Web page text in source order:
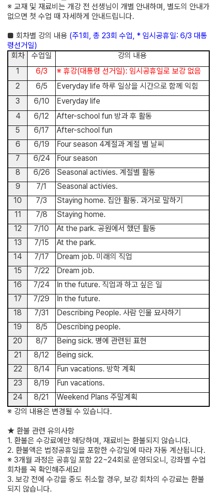
※ 교재 및 재료비는 개강 전 선생님이 개별 안내하며, 별도의 안내가
없으면 첫 수업 때 자세하게 안내드립니다.
■ 회차별 강의 내용 (주1회, 총 23회 수업, * 임시공휴일: 6/3 대통
령선거일)
회차
수업일
강의 내용
1
6/3 ※ 휴강(대통령 선거일): 임시공휴일로 보강 없음
2
6/5 Everyday life 하루 일상을 시간으로 함께 익힘
3
6/10
Everyday life
4
6/12 After-school fun 방과 후 활동
5
6/17
After-school fun
6
6/19 Four season 4계절과 계절 별 날씨
7
6/24
Four season
8
6/26 Seasonal activies. 계절별 활동
9
7/1
Seasonal activies.
10
7/3 Staying home. 집안 활동. 과거로 말하기
11
7/8
Staying home.
12
7/10 At the park. 공원에서 했던 활동
13
7/15
At the park.
14
7/17 Dream job. 미래의 직업
15
7/22
Dream job.
16
7/24 In the future. 직업과 하고 싶은 일
17
7/29
In the future.
18
7/31 Describing People. 사람 인물 묘사하기
19
8/5
Describing people.
20
8/7 Being sick. 병에 관련된 표현
21
8/12
Being sick.
22
8/14 Fun vacations. 방학 계획
23
8/19
Fun vacations.
24
8/21 Weekend Plans 주말계획
※ 강의 내용은 변경될 수 있습니다.
★ 환불 관련 유의사항
1. 환불은 수강료에만 해당하며, 재료비는 환불되지 않습니다.
2. 환불액은 법정공휴일을 포함한 수강일에 따라 자동 계산됩니다.
※ 3개월 과정은 공휴일 포함 22~24회로 운영되오니 , 강좌별 수업
회차를 꼭 확인해주세요!
3. 보강 전에 수강을 중도 취소할 경우, 보강 회차의 수강료는 환불
되지 않습니다.